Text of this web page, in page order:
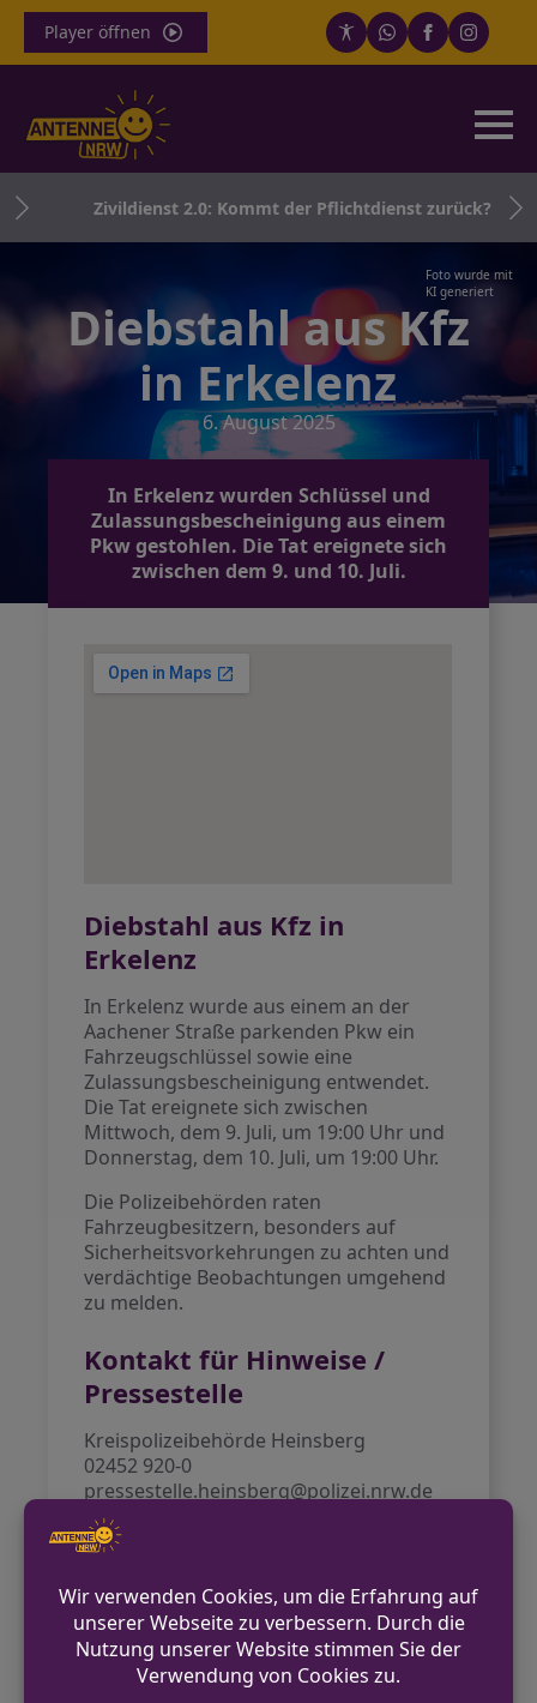
Player öffnen
Zivildienst 2.0: Kommt der Pflichtdienst zurück?
Foto wurde mit
KI generiert
Diebstahl aus Kfz
in Erkelenz
6. August 2025
In Erkelenz wurden Schlüssel und
Zulassungsbescheinigung aus einem
Pkw gestohlen. Die Tat ereignete sich
zwischen dem 9. und 10. Juli.
Diebstahl aus Kfz in
Erkelenz
In Erkelenz wurde aus einem an der
Aachener Straße parkenden Pkw ein
Fahrzeugschlüssel sowie eine
Zulassungsbescheinigung entwendet.
Die Tat ereignete sich zwischen
Mittwoch, dem 9. Juli, um 19:00 Uhr und
Donnerstag, dem 10. Juli, um 19:00 Uhr.
Die Polizeibehörden raten
Fahrzeugbesitzern, besonders auf
Sicherheitsvorkehrungen zu achten und
verdächtige Beobachtungen umgehend
zu melden.
Kontakt für Hinweise /
Pressestelle
Kreispolizeibehörde Heinsberg
02452 920-0
pressestelle.heinsberg@polizei.nrw.de
http://www.polizei.nrw.de/heinsberg
VORHERIGER BEITRAG
Unbekannte beschädigen Holzzaun in
Wegberg
NÄCHSTER BEITRAG